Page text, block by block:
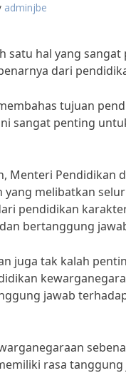
adminjbe
satu hal yang
dari
tujuan
sangat penting
Menteri Pendidikan
melibatkan
pendidikan
bertanggung
juga tak kalah
jawab
rasa